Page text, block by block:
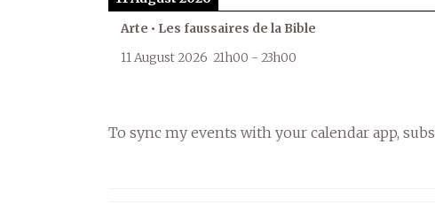
Arte • Les faussaires de la Bible
11 August 2026 21h00 - 23h00
To sync my events with your calendar app,